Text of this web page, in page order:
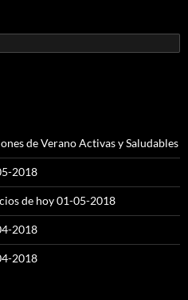
de Verano Activas y Saludables
2018
de hoy 01-05-2018
2018
2018